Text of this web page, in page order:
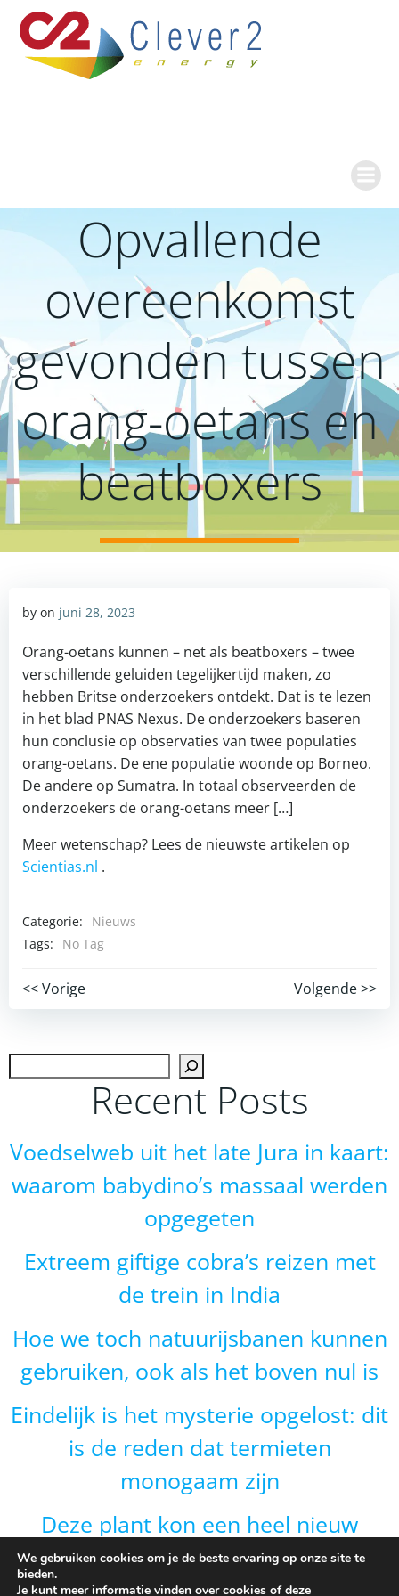
naar
de
inhoud
Opvallende
overeenkomst
gevonden tussen
orang-oetans en
beatboxers
by on juni 28, 2023
Orang-oetans kunnen – net als beatboxers – twee
verschillende geluiden tegelijkertijd maken, zo
hebben Britse onderzoekers ontdekt. Dat is te lezen
in het blad PNAS Nexus. De onderzoekers baseren
hun conclusie op observaties van twee populaties
orang-oetans. De ene populatie woonde op Borneo.
De andere op Sumatra. In totaal observeerden de
onderzoekers de orang-oetans meer […]
Meer wetenschap? Lees de nieuwste artikelen op
Scientias.nl .
Categorie:
Nieuws
Tags:
No Tag
Post
navigation
<< Vorige
Post
navigation
Volgende >>
Recent Posts
Voedselweb uit het late Jura in kaart:
waarom babydino’s massaal werden
opgegeten
Extreem giftige cobra’s reizen met
de trein in India
Hoe we toch natuurijsbanen kunnen
gebruiken, ook als het boven nul is
Eindelijk is het mysterie opgelost: dit
is de reden dat termieten
monogaam zijn
Deze plant kon een heel nieuw
gebied veroveren door van vorm te
We gebruiken cookies om je de beste ervaring op onze site te
bieden.
Je kunt meer informatie vinden over cookies of deze